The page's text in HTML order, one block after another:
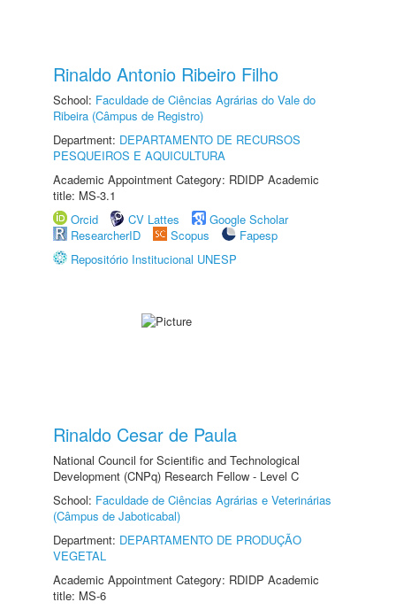
Rinaldo Antonio Ribeiro Filho
School: Faculdade de Ciências Agrárias do Vale do
Ribeira (Câmpus de Registro)
Department: DEPARTAMENTO DE RECURSOS
PESQUEIROS E AQUICULTURA
Academic Appointment Category: RDIDP Academic
title: MS-3.1
Orcid
CV Lattes
Google Scholar
ResearcherID
Scopus
Fapesp
Repositório Institucional UNESP
Rinaldo Cesar de Paula
National Council for Scientific and Technological
Development (CNPq) Research Fellow - Level C
School: Faculdade de Ciências Agrárias e Veterinárias
(Câmpus de Jaboticabal)
Department: DEPARTAMENTO DE PRODUÇÃO
VEGETAL
Academic Appointment Category: RDIDP Academic
title: MS-6